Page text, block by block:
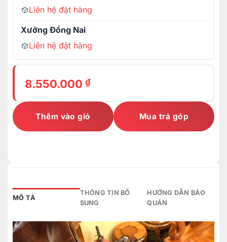
Liên hệ đặt hàng
Xưởng Đồng Nai
Liên hệ đặt hàng
8.550.000 ₫
Thêm vào giỏ Mua trả góp
MÔ TẢ
THÔNG TIN BỔ
SUNG
HƯỚNG DẪN BẢO
QUẢN